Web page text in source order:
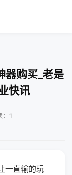
器购买_老是
快讯
：1
一直输的玩